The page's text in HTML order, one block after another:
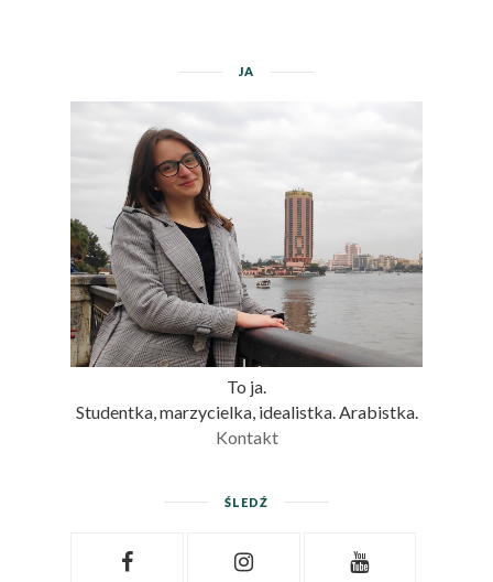
JA
To ja.
Studentka, marzycielka, idealistka. Arabistka.
Kontakt
ŚLEDŹ